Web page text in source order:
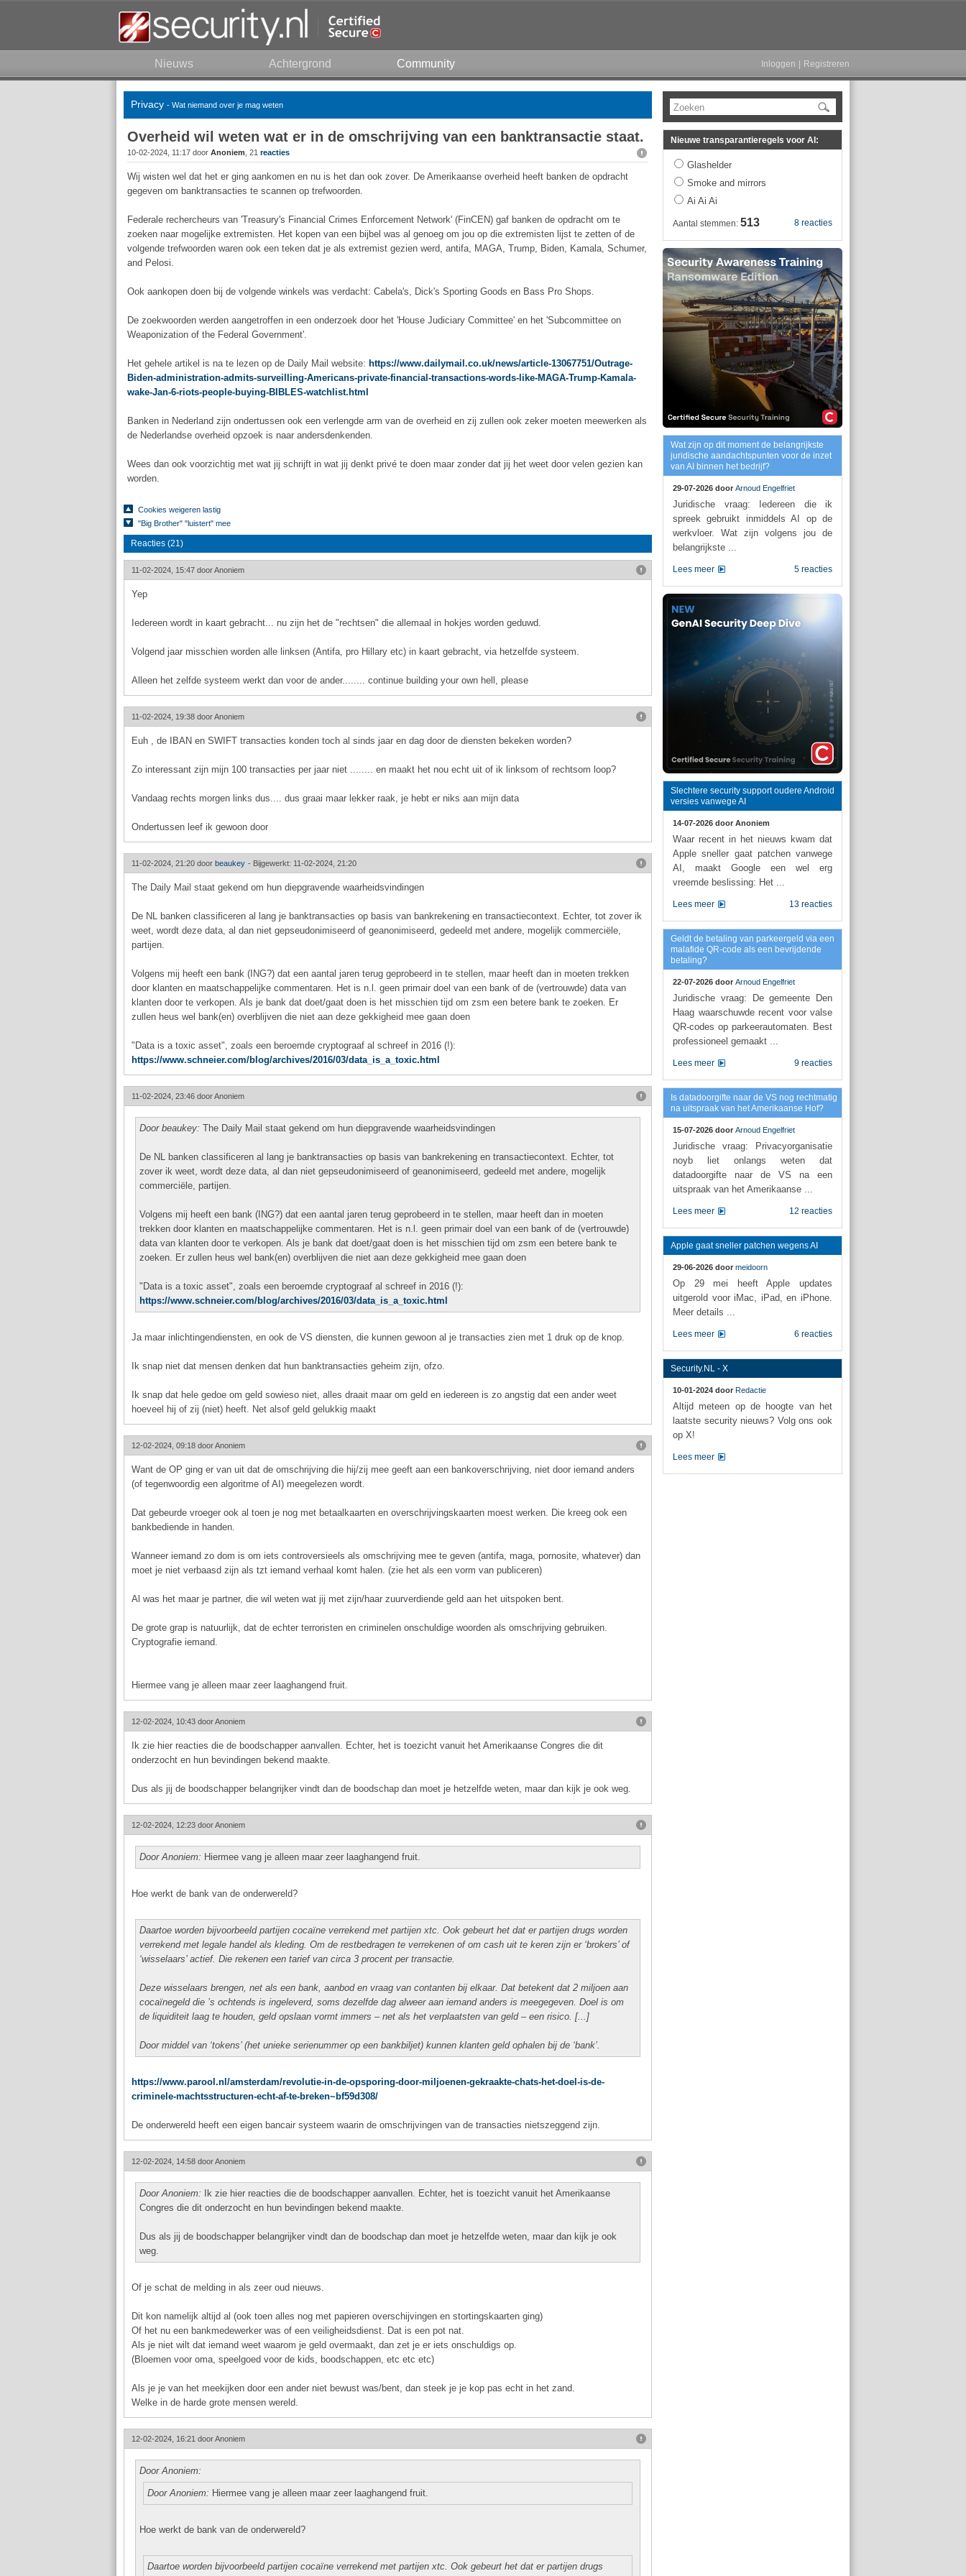
Nieuws Achtergrond Community Inloggen Registreren
Privacy - Wat niemand over je mag weten
Overheid wil weten wat er in de omschrijving van een banktransactie staat.
10-02-2024, 11:17 door Anoniem , 21 reacties
Wij wisten wel dat het er ging aankomen en nu is het dan ook zover. De Amerikaanse overheid heeft banken de opdracht
gegeven om banktransacties te scannen op trefwoorden.
Federale rechercheurs van 'Treasury's Financial Crimes Enforcement Network' (FinCEN) gaf banken de opdracht om te
zoeken naar mogelijke extremisten. Het kopen van een bijbel was al genoeg om jou op die extremisten lijst te zetten of de
volgende trefwoorden waren ook een teken dat je als extremist gezien werd, antifa, MAGA, Trump, Biden, Kamala, Schumer,
and Pelosi.
Ook aankopen doen bij de volgende winkels was verdacht: Cabela's, Dick's Sporting Goods en Bass Pro Shops.
De zoekwoorden werden aangetroffen in een onderzoek door het 'House Judiciary Committee' en het 'Subcommittee on
Weaponization of the Federal Government'.
Het gehele artikel is na te lezen op de Daily Mail website: https://www.dailymail.co.uk/news/article-13067751/Outrage-
Biden-administration-admits-surveilling-Americans-private-financial-transactions-words-like-MAGA-Trump-Kamala-
wake-Jan-6-riots-people-buying-BIBLES-watchlist.html
Banken in Nederland zijn ondertussen ook een verlengde arm van de overheid en zij zullen ook zeker moeten meewerken als
de Nederlandse overheid opzoek is naar andersdenkenden.
Wees dan ook voorzichtig met wat jij schrijft in wat jij denkt privé te doen maar zonder dat jij het weet door velen gezien kan
worden.
Cookies weigeren lastig
"Big Brother" "luistert" mee
Reacties (21)
11-02-2024, 15:47 doorAnoniem
Yep
Iedereen wordt in kaart gebracht... nu zijn het de "rechtsen" die allemaal in hokjes worden geduwd.
Volgend jaar misschien worden alle linksen (Antifa, pro Hillary etc) in kaart gebracht, via hetzelfde systeem.
Alleen het zelfde systeem werkt dan voor de ander........ continue building your own hell, please
11-02-2024, 19:38 doorAnoniem
Euh , de IBAN en SWIFT transacties konden toch al sinds jaar en dag door de diensten bekeken worden?
Zo interessant zijn mijn 100 transacties per jaar niet ........ en maakt het nou echt uit of ik linksom of rechtsom loop?
Vandaag rechts morgen links dus.... dus graai maar lekker raak, je hebt er niks aan mijn data
Ondertussen leef ik gewoon door
11-02-2024, 21:20 door beaukey - Bijgewerkt: 11-02-2024, 21:20
The Daily Mail staat gekend om hun diepgravende waarheidsvindingen
De NL banken classificeren al lang je banktransacties op basis van bankrekening en transactiecontext. Echter, tot zover ik
weet, wordt deze data, al dan niet gepseudonimiseerd of geanonimiseerd, gedeeld met andere, mogelijk commerciële,
partijen.
Volgens mij heeft een bank (ING?) dat een aantal jaren terug geprobeerd in te stellen, maar heeft dan in moeten trekken
door klanten en maatschappelijke commentaren. Het is n.l. geen primair doel van een bank of de (vertrouwde) data van
klanten door te verkopen. Als je bank dat doet/gaat doen is het misschien tijd om zsm een betere bank te zoeken. Er
zullen heus wel bank(en) overblijven die niet aan deze gekkigheid mee gaan doen
"Data is a toxic asset", zoals een beroemde cryptograaf al schreef in 2016 (!):
https://www.schneier.com/blog/archives/2016/03/data_is_a_toxic.html
11-02-2024, 23:46 doorAnoniem
Door beaukey: The Daily Mail staat gekend om hun diepgravende waarheidsvindingen
De NL banken classificeren al lang je banktransacties op basis van bankrekening en transactiecontext. Echter, tot
zover ik weet, wordt deze data, al dan niet gepseudonimiseerd of geanonimiseerd, gedeeld met andere, mogelijk
commerciële, partijen.
Volgens mij heeft een bank (ING?) dat een aantal jaren terug geprobeerd in te stellen, maar heeft dan in moeten
trekken door klanten en maatschappelijke commentaren. Het is n.l. geen primair doel van een bank of de (vertrouwde)
data van klanten door te verkopen. Als je bank dat doet/gaat doen is het misschien tijd om zsm een betere bank te
zoeken. Er zullen heus wel bank(en) overblijven die niet aan deze gekkigheid mee gaan doen
"Data is a toxic asset", zoals een beroemde cryptograaf al schreef in 2016 (!):
https://www.schneier.com/blog/archives/2016/03/data_is_a_toxic.html
Ja maar inlichtingendiensten, en ook de VS diensten, die kunnen gewoon al je transacties zien met 1 druk op de knop.
Ik snap niet dat mensen denken dat hun banktransacties geheim zijn, ofzo.
Ik snap dat hele gedoe om geld sowieso niet, alles draait maar om geld en iedereen is zo angstig dat een ander weet
hoeveel hij of zij (niet) heeft. Net alsof geld gelukkig maakt
12-02-2024, 09:18 doorAnoniem
Want de OP ging er van uit dat de omschrijving die hij/zij mee geeft aan een bankoverschrijving, niet door iemand anders
(of tegenwoordig een algoritme of AI) meegelezen wordt.
Dat gebeurde vroeger ook al toen je nog met betaalkaarten en overschrijvingskaarten moest werken. Die kreeg ook een
bankbediende in handen.
Wanneer iemand zo dom is om iets controversieels als omschrijving mee te geven (antifa, maga, pornosite, whatever) dan
moet je niet verbaasd zijn als tzt iemand verhaal komt halen. (zie het als een vorm van publiceren)
Al was het maar je partner, die wil weten wat jij met zijn/haar zuurverdiende geld aan het uitspoken bent.
De grote grap is natuurlijk, dat de echter terroristen en criminelen onschuldige woorden als omschrijving gebruiken.
Cryptografie iemand.
Hiermee vang je alleen maar zeer laaghangend fruit.
12-02-2024, 10:43 doorAnoniem
Ik zie hier reacties die de boodschapper aanvallen. Echter, het is toezicht vanuit het Amerikaanse Congres die dit
onderzocht en hun bevindingen bekend maakte.
Dus als jij de boodschapper belangrijker vindt dan de boodschap dan moet je hetzelfde weten, maar dan kijk je ook weg.
12-02-2024, 12:23 doorAnoniem
Door Anoniem: Hiermee vang je alleen maar zeer laaghangend fruit.
Hoe werkt de bank van de onderwereld?
Daartoe worden bijvoorbeeld partijen cocaïne verrekend met partijen xtc. Ook gebeurt het dat er partijen drugs worden
verrekend met legale handel als kleding. Om de restbedragen te verrekenen of om cash uit te keren zijn er ‘brokers’ of
‘wisselaars’ actief. Die rekenen een tarief van circa 3 procent per transactie.
Deze wisselaars brengen, net als een bank, aanbod en vraag van contanten bij elkaar. Dat betekent dat 2 miljoen aan
cocaïnegeld die ’s ochtends is ingeleverd, soms dezelfde dag alweer aan iemand anders is meegegeven. Doel is om
de liquiditeit laag te houden, geld opslaan vormt immers – net als het verplaatsten van geld – een risico. [...]
Door middel van ‘tokens’ (het unieke serienummer op een bankbiljet) kunnen klanten geld ophalen bij de ‘bank’.
https://www.parool.nl/amsterdam/revolutie-in-de-opsporing-door-miljoenen-gekraakte-chats-het-doel-is-de-
criminele-machtsstructuren-echt-af-te-breken~bf59d308/
De onderwereld heeft een eigen bancair systeem waarin de omschrijvingen van de transacties nietszeggend zijn.
12-02-2024, 14:58 doorAnoniem
Door Anoniem: Ik zie hier reacties die de boodschapper aanvallen. Echter, het is toezicht vanuit het Amerikaanse
Congres die dit onderzocht en hun bevindingen bekend maakte.
Dus als jij de boodschapper belangrijker vindt dan de boodschap dan moet je hetzelfde weten, maar dan kijk je ook
weg.
Of je schat de melding in als zeer oud nieuws.
Dit kon namelijk altijd al (ook toen alles nog met papieren overschijvingen en stortingskaarten ging)
Of het nu een bankmedewerker was of een veiligheidsdienst. Dat is een pot nat.
Als je niet wilt dat iemand weet waarom je geld overmaakt, dan zet je er iets onschuldigs op.
(Bloemen voor oma, speelgoed voor de kids, boodschappen, etc etc etc)
Als je je van het meekijken door een ander niet bewust was/bent, dan steek je je kop pas echt in het zand.
Welke in de harde grote mensen wereld.
12-02-2024, 16:21 doorAnoniem
Door Anoniem:
Door Anoniem: Hiermee vang je alleen maar zeer laaghangend fruit.
Hoe werkt de bank van de onderwereld?
Daartoe worden bijvoorbeeld partijen cocaïne verrekend met partijen xtc. Ook gebeurt het dat er partijen drugs
Zoeken
Nieuwe transparantieregels voor AI:
Glashelder
Smoke and mirrors
Ai Ai Ai
8 reacties
Aantal stemmen: 513
Wat zijn op dit moment de belangrijkste
juridische aandachtspunten voor de inzet
van AI binnen het bedrijf?
29-07-2026 door Arnoud Engelfriet
Juridische vraag: Iedereen die ik
spreek gebruikt inmiddels AI op de
werkvloer. Wat zijn volgens jou de
belangrijkste ...
5 reacties
Lees meer
Slechtere security support oudere Android
versies vanwege AI
14-07-2026 door Anoniem
Waar recent in het nieuws kwam dat
Apple sneller gaat patchen vanwege
AI, maakt Google een wel erg
vreemde beslissing: Het ...
13 reacties
Lees meer
Geldt de betaling van parkeergeld via een
malafide QR-code als een bevrijdende
betaling?
22-07-2026 door Arnoud Engelfriet
Juridische vraag: De gemeente Den
Haag waarschuwde recent voor valse
QR-codes op parkeerautomaten. Best
professioneel gemaakt ...
9 reacties
Lees meer
Is datadoorgifte naar de VS nog rechtmatig
na uitspraak van het Amerikaanse Hof?
15-07-2026 door Arnoud Engelfriet
Juridische vraag: Privacyorganisatie
noyb liet onlangs weten dat
datadoorgifte naar de VS na een
uitspraak van het Amerikaanse ...
12 reacties
Lees meer
Apple gaat sneller patchen wegens AI
29-06-2026 door meidoorn
Op 29 mei heeft Apple updates
uitgerold voor iMac, iPad, en iPhone.
Meer details ...
6 reacties
Lees meer
Security.NL - X
10-01-2024 door Redactie
Altijd meteen op de hoogte van het
laatste security nieuws? Volg ons ook
op X!
Lees meer